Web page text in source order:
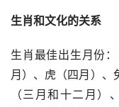
生肖和文化的关系
生肖最佳出生月份
月）、虎（四月）、
（三月和十二月）